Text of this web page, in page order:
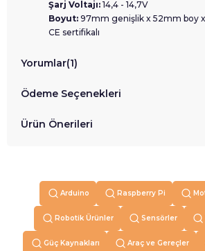
Şarj Voltajı: 14,4 - 14,7V
Boyut: 97mm genişlik x 52mm boy
CE sertifikalı
Yorumlar(1)
Ödeme Seçenekleri
Ürün Önerileri
Arduino Raspberry Pi
Robotik Ürünler Sensörler
Güç Kaynakları Araç ve Gereçler